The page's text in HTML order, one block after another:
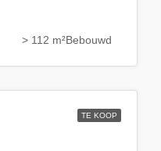
> 112 m²Bebouwd
TE KOOP